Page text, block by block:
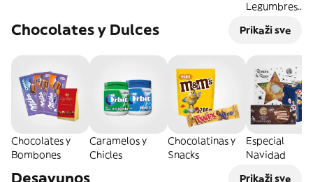
Legumbres
Chocolates y Dulces Prikaži sve
Chocolates y
Bombones
Caramelos y
Chicles
Chocolatinas y
Snacks
Especial
Navidad
Desayunos Prikaži sve